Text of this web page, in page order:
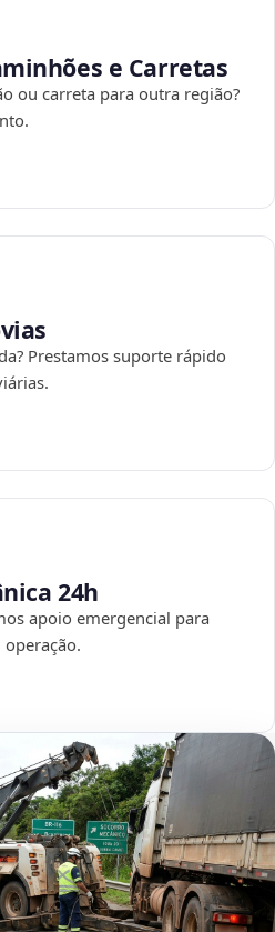
e Carretas
ou carreta para outra região?
Prestamos suporte rápido
24h
apoio emergencial para